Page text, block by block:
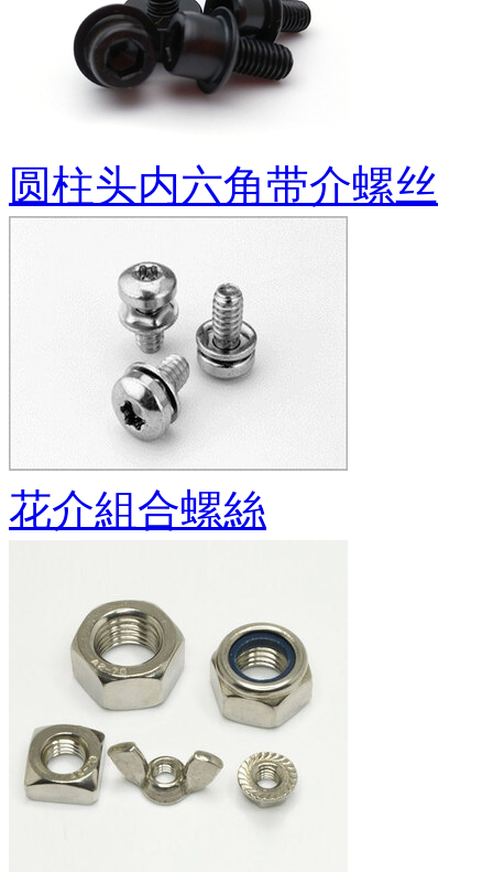
圆柱头内六角带介螺丝
花介組合螺絲